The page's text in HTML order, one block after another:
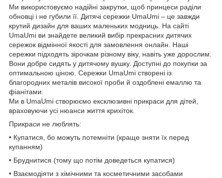
Ми використовуємо надійні закрутки, щоб принцеси раділи
обновці і не губили її. Дитячі сережки UmaUmi – це завжди
крутий дизайн для ваших маленьких модниць. На сайті
UmaUmi ви знайдете великий вибір прекрасних дитячих
сережок відмінної якості для замовлення онлайн. Наші
сережки підходять зірочкам різному віку, навіть уже дорослим.
Вони добре сидять у дитячому вушку. Доступні до покупки за
оптимальною ціною. Сережки UmaUmi створені із
благородних металів високої проби й оздоблені емаллю та
фіанітами.
Ми в UmaUmi створюємо ексклюзивні прикраси для дітей,
враховуючи усі нюанси життя крихіток.
Прикраси не люблять:
• Купатися, бо можуть потемніти (краще зняти їх перед
купанням)
• Бруднитися (тому що потім доведеться купатися)
• Взаємодіяти з хімічними та косметичними засобами